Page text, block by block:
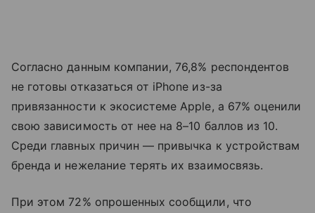
Согласно данным компании, 76,8% респондентов
не готовы отказаться от iPhone из-за
привязанности к экосистеме Apple, а 67% оценили
свою зависимость от нее на 8–10 баллов из 10.
Среди главных причин — привычка к устройствам
бренда и нежелание терять их взаимосвязь.
При этом 72% опрошенных сообщили, что